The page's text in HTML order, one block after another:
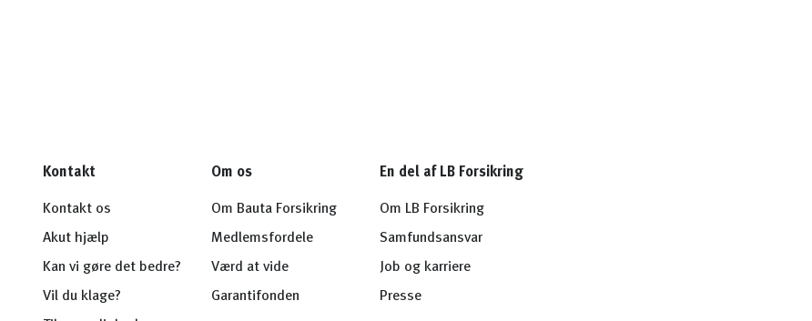
Kontakt
Kontakt os
Akut hjælp
Kan vi gøre det bedre?
Vil du klage?
Om os
Om Bauta Forsikring
Medlemsfordele
Værd at vide
Garantifonden
En del af LB Forsikring
Om LB Forsikring
Samfundsansvar
Job og karriere
Presse